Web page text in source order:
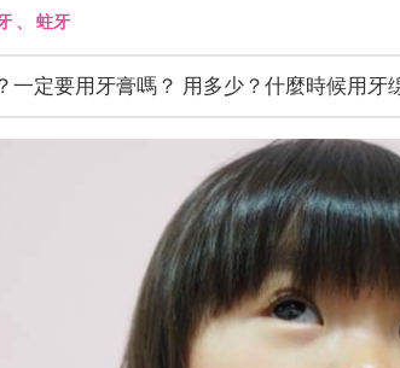
、 蛀牙
一定要用牙膏嗎？ 用多少？什麼時候用牙